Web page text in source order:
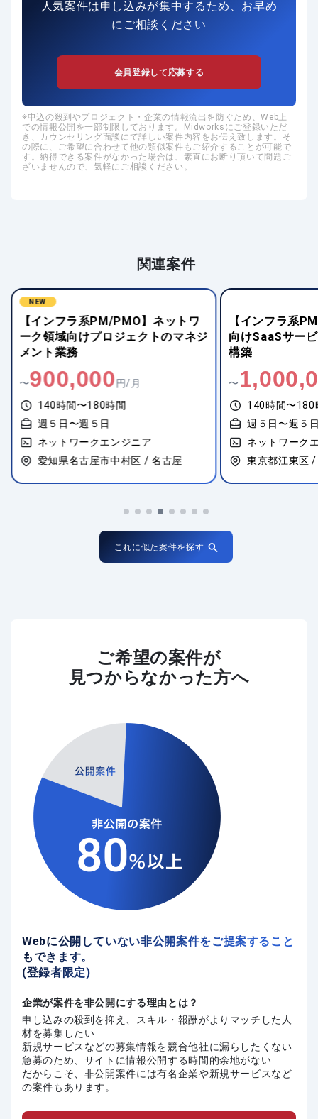
人気案件は申し込みが集中するため、お早め
にご相談ください
会員登録して応募する
申込の殺到やプロジェクト・企業の情報流出を防ぐため、Web上
での情報公開を一部制限しております。Midworksにご登録いただ
き、カウンセリング面談にて詳しい案件内容をお伝え致します。そ
の際に、ご希望に合わせて他の類似案件もご紹介することが可能で
す。納得できる案件がなかった場合は、素直にお断り頂いて問題ご
ざいませんので、気軽にご相談ください。
関連案件
NEW
【インフラ系PM/PMO】ネットワ
ーク領域向けプロジェクトのマネジ
メント業務
〜900,000円/月
140時間〜180時間
週５日〜週５日
ネットワークエンジニア
愛知県名古屋市中村区 / 名古屋
【インフラ系
向けSaaSサー
構築
〜
140時間〜180
週５日〜週５
ネットワーク
東京都江東区
これに似た案件を探す
ご希望の案件が
見つからなかった方へ
Webに公開していない非公開案件をご提案すること
もできます。
(登録者限定)
企業が案件を非公開にする理由とは？
申し込みの殺到を抑え、スキル・報酬がよりマッチした人
材を募集したい
新規サービスなどの募集情報を競合他社に漏らしたくない
急募のため、サイトに情報公開する時間的余地がない
だからこそ、非公開案件には有名企業や新規サービスなど
の案件もあります。